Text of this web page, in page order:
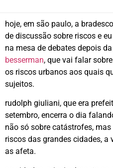
hoje, em são paulo, a
de discussão sobre riscos e
na mesa de debates depois
besserman, que vai falar
os riscos urbanos aos quais
sujeitos.
rudolph giuliani, que era
setembro, encerra o dia
não só sobre catástrofes,
riscos das grandes cidades,
as afeta.